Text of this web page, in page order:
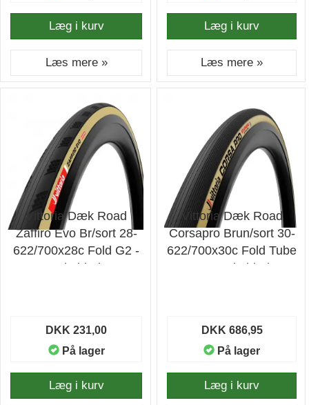
Læg i kurv
Læs mere »
Læg i kurv
Læs mere »
Vittoria Dæk Road
Zaffiro Evo Br/sort 28-
622/700x28c Fold G2 -
Cykeldæk
DKK 231,00
På lager
Læg i kurv
Vittoria Dæk Road
Corsapro Brun/sort 30-
622/700x30c Fold Tube
G2 - Cykeldæk
DKK 686,95
På lager
Læg i kurv